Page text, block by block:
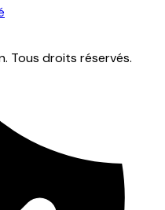
Tous droits réservés.